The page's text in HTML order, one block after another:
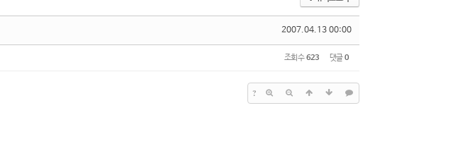
2007.04.13 00:00
조회 수623 댓글0
?